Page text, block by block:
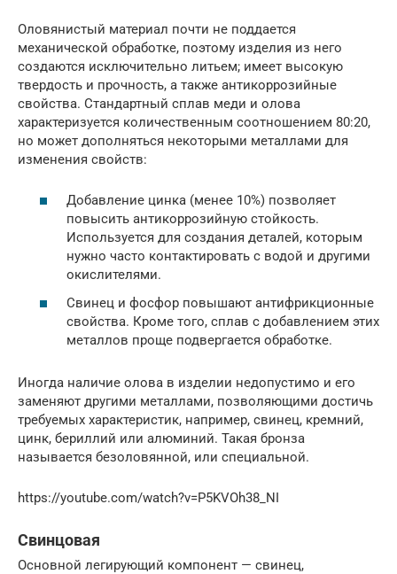
Оловянистый материал почти не поддается
механической обработке, поэтому изделия из него
создаются исключительно литьем; имеет высокую
твердость и прочность, а также антикоррозийные
свойства. Стандартный сплав меди и олова
характеризуется количественным соотношением 80:20,
но может дополняться некоторыми металлами для
изменения свойств:
Добавление цинка (менее 10%) позволяет
повысить антикоррозийную стойкость.
Используется для создания деталей, которым
нужно часто контактировать с водой и другими
окислителями.
Свинец и фосфор повышают антифрикционные
свойства. Кроме того, сплав с добавлением этих
металлов проще подвергается обработке.
Иногда наличие олова в изделии недопустимо и его
заменяют другими металлами, позволяющими достичь
требуемых характеристик, например, свинец, кремний,
цинк, бериллий или алюминий. Такая бронза
называется безоловянной, или специальной.
https://youtube.com/watch?v=P5KVOh38_NI
Свинцовая
Основной легирующий компонент — свинец,